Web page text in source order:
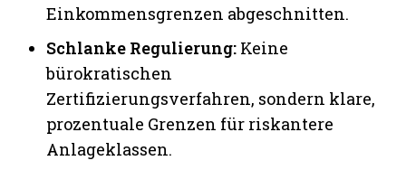
Einkommensgrenzen abgeschnitten.
Schlanke Regulierung: Keine
bürokratischen
Zertifizierungsverfahren, sondern klare,
prozentuale Grenzen für riskantere
Anlageklassen.